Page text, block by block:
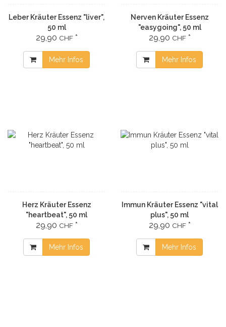
Leber Kräuter Essenz "liver",
50 ml
29,90 CHF*
Mehr Infos
Nerven Kräuter Essenz
"easygoing", 50 ml
29,90 CHF*
Mehr Infos
Herz Kräuter Essenz
"heartbeat", 50 ml
29,90 CHF*
Mehr Infos
Immun Kräuter Essenz "vital
plus", 50 ml
29,90 CHF*
Mehr Infos